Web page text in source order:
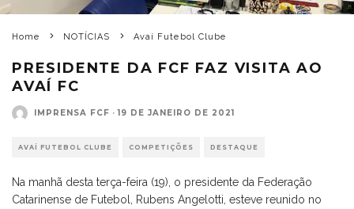
Home NOTÍCIAS Avaí Futebol Clube
PRESIDENTE DA FCF FAZ VISITA AO
AVAÍ FC
IMPRENSA FCF · 19 DE JANEIRO DE 2021
AVAÍ FUTEBOL CLUBE COMPETIÇÕES DESTAQUE
Na manhã desta terça-feira (19), o presidente da Federação
Catarinense de Futebol, Rubens Angelotti, esteve reunido no